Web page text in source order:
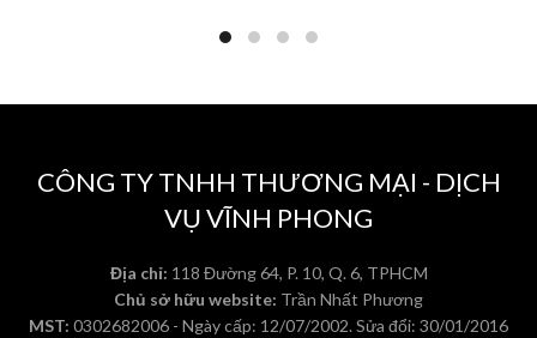
CÔNG TY TNHH THƯƠNG MẠI - DỊCH
VỤ VĨNH PHONG
Địa chỉ: 118 Đường 64, P. 10, Q. 6, TPHCM
Chủ sở hữu website: Trần Nhất Phương
MST: 0302682006 - Ngày cấp: 12/07/2002. Sửa đổi: 30/01/2016